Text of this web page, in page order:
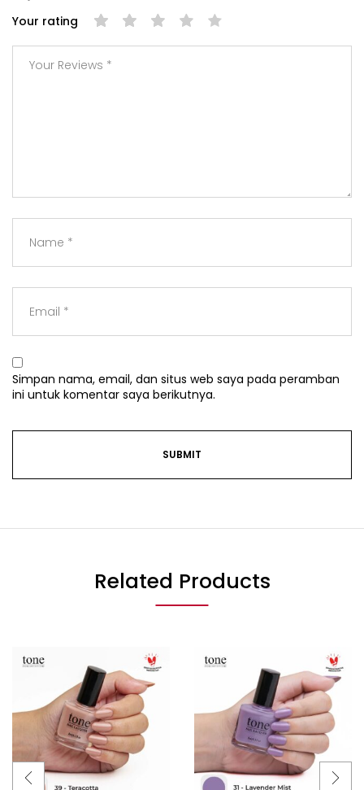
Your rating
Simpan nama, email, dan situs web saya pada peramban
ini untuk komentar saya berikutnya.
Related Products